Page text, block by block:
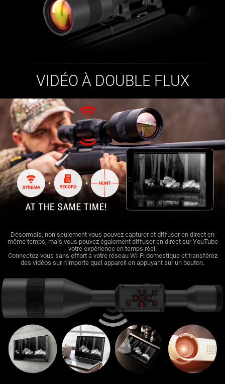
VIDÉO À DOUBLE FLUX
Désormais, non seulement vous pouvez capturer et diffuser en direct en
même temps, mais vous pouvez également diffuser en direct sur YouTube
votre expérience en temps réel.
Connectez-vous sans effort à votre réseau Wi-Fi domestique et transférez
des vidéos sur n'importe quel appareil en appuyant sur un bouton.